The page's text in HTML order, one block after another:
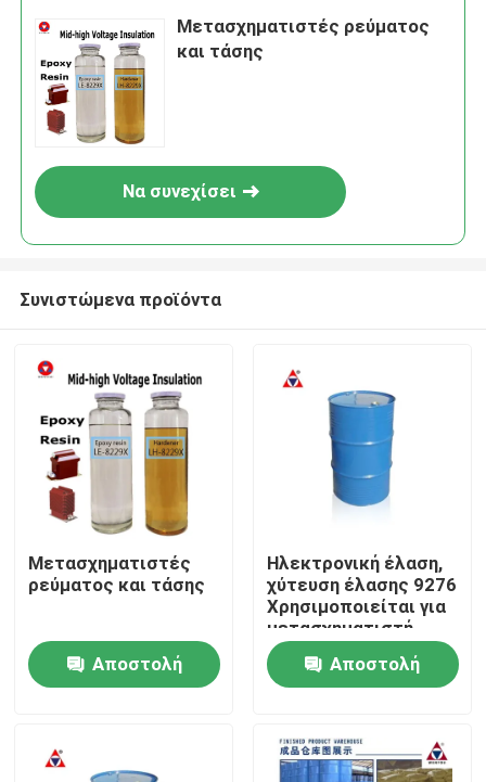
Σπίτι
Βίντεο
Μετασχηματιστές ρεύματος
και τάσης
Να συνεχίσει
Συνιστώμενα προϊόντα
Μετασχηματιστές
ρεύματος και τάσης
Αποστολή
Ηλεκτρονική έλαση,
χύτευση έλασης 9276
Χρησιμοποιείται για
μετασχηματιστή
μεσαίας και υψηλής
τάσης Αποστολή